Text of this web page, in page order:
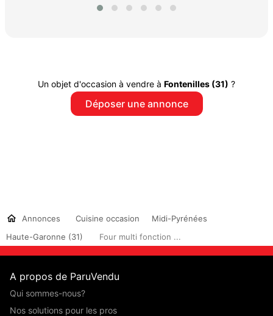
Un objet d'occasion à vendre à Fontenilles (31) ?
Déposer une annonce
Annonces Cuisine occasion
Midi-Pyrénées
Haute-Garonne (31)
Four multi fonction ...
A propos de ParuVendu
Qui sommes-nous?
Nos solutions pour les pros